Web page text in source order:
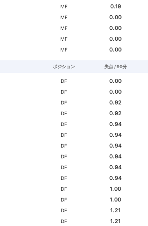
MF
0.19
MF
0.00
MF
0.00
MF
0.00
MF 0.00
ポジション 失点 / 90分
DF
0.00
DF
0.00
DF
0.92
DF
0.92
DF
0.94
DF
0.94
DF
0.94
DF
0.94
DF
0.94
DF
0.94
DF
1.00
DF
1.00
DF
1.21
DF
1.21